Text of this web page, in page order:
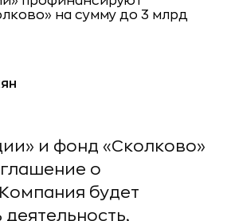
и фонд «Сколково»
о
будет